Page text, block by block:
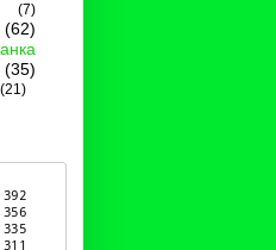
(7)
(62)
(35)
(21)